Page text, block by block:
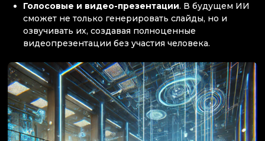
Голосовые и видео-презентации. В будущем ИИ
сможет не только генерировать слайды, но и
озвучивать их, создавая полноценные
видеопрезентации без участия человека.